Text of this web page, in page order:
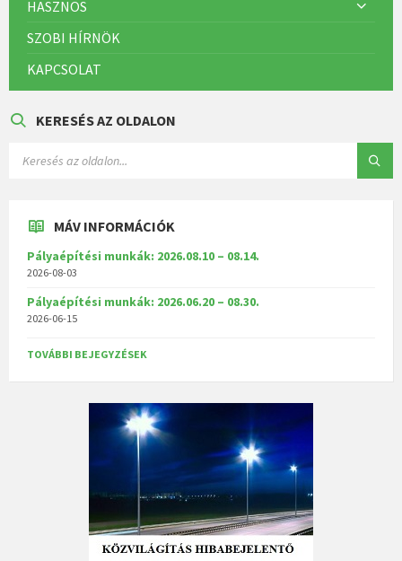
HASZNOS
SZOBI HÍRNÖK
KAPCSOLAT
KERESÉS AZ OLDALON
MÁV INFORMÁCIÓK
Pályaépítési munkák: 2026.08.10 – 08.14.
2026-08-03
Pályaépítési munkák: 2026.06.20 – 08.30.
2026-06-15
TOVÁBBI BEJEGYZÉSEK